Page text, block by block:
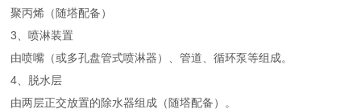
聚丙烯（随塔配备）
3、喷淋装置
由喷嘴（或多孔盘管式喷淋器）、管道、循环泵等组成。
4、脱水层
由两层正交放置的除水器组成（随塔配备）。